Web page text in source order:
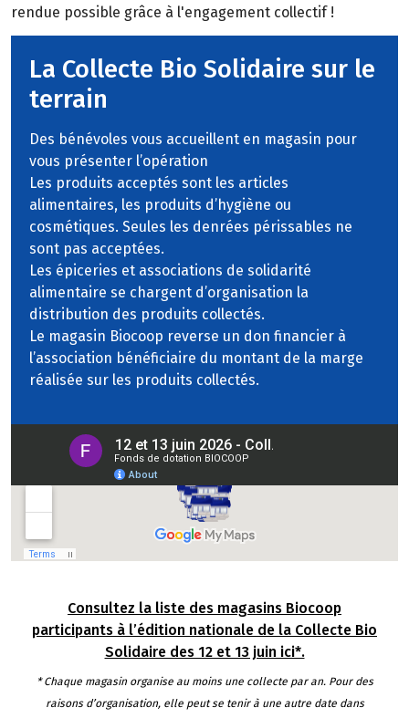
rendue possible grâce à l'engagement collectif !
La Collecte Bio Solidaire sur le
terrain
Des bénévoles vous accueillent en magasin pour
vous présenter l’opération
Les produits acceptés sont les articles
alimentaires, les produits d’hygiène ou
cosmétiques. Seules les denrées périssables ne
sont pas acceptées.
Les épiceries et associations de solidarité
alimentaire se chargent d’organisation la
distribution des produits collectés.
Le magasin Biocoop reverse un don financier à
l’association bénéficiaire du montant de la marge
réalisée sur les produits collectés.
Consultez la liste des magasins Biocoop
participants à l’édition nationale de la Collecte Bio
Solidaire des 12 et 13 juin ici*.
* Chaque magasin organise au moins une collecte par an. Pour des
raisons d’organisation, elle peut se tenir à une autre date dans